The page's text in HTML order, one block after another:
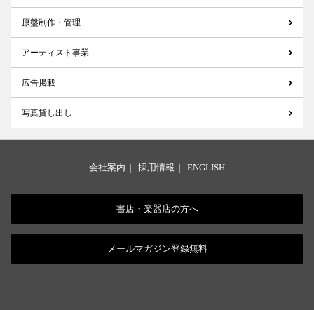
原盤制作・管理
アーティスト事業
広告掲載
写真貸し出し
会社案内 | 採用情報 | ENGLISH
書店・楽器店の方へ
メールマガジン登録無料